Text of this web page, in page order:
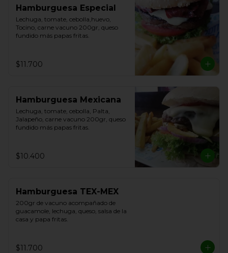
Hamburguesa Especial
Lechuga, tomate, cebolla,huevo,
Tocino, carne vacuno 200gr, queso
fundido más papas fritas.
$11.700
Hamburguesa Mexicana
Lechuga, tomate, cebolla, Palta,
Jalapeño, carne vacuno 200gr, queso
fundido más papas fritas.
$10.400
Hamburguesa TEX-MEX
200gr de vacuno acompañado de
guacamole, lechuga, queso, salsa de la
casa y papa fritas.
$11.700